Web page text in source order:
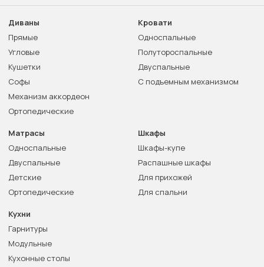
Диваны
Прямые
Угловые
Кушетки
Софы
Механизм аккордеон
Ортопедические
Кровати
Односпальные
Полутороспальные
Двуспальные
С подъемным механизмом
Матрасы
Односпальные
Двуспальные
Детские
Ортопедические
Шкафы
Шкафы-купе
Распашные шкафы
Для прихожей
Для спальни
Кухни
Гарнитуры
Модульные
Кухонные столы